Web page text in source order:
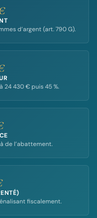
d’argent (art. 790 G).
24 430 € puis 45 %.
de l’abattement.
fiscalement.